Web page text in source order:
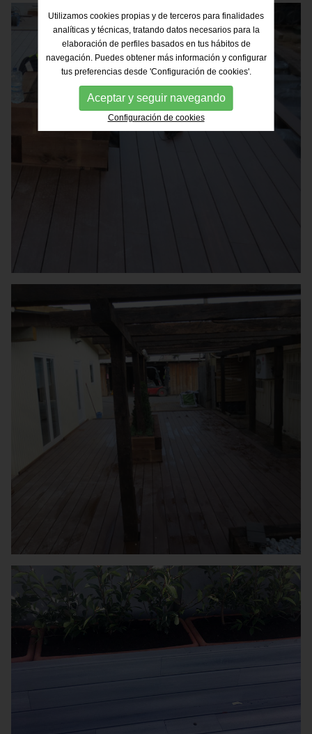
Utilizamos cookies propias y de terceros para finalidades
analíticas y técnicas, tratando datos necesarios para la
elaboración de perfiles basados en tus hábitos de
navegación. Puedes obtener más información y configurar
tus preferencias desde 'Configuración de cookies'.
Aceptar y seguir navegando
Configuración de cookies